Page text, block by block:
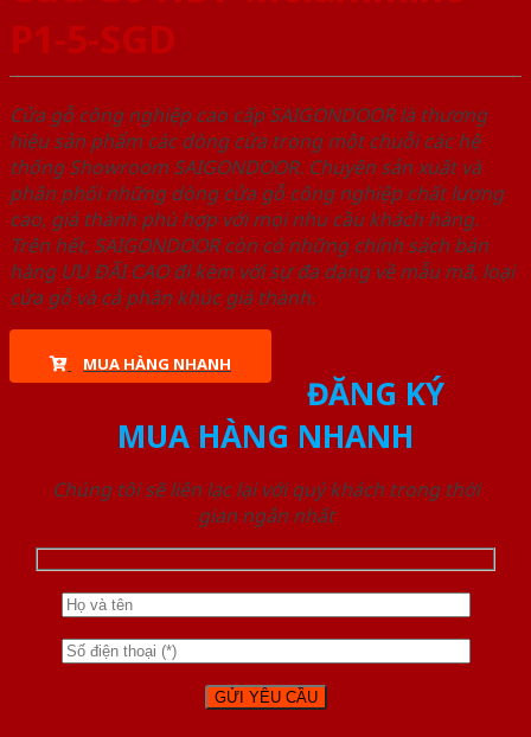
P1-5-SGD
Cửa gỗ công nghiệp cao cấp SAIGONDOOR là thương
hiệu sản phẩm các dòng cửa trong một chuỗi các hệ
thống Showroom SAIGONDOOR. Chuyên sản xuất và
phân phối những dòng cửa gỗ công nghiệp chất lượng
cao, giá thành phù hợp với mọi nhu cầu khách hàng.
Trên hết, SAIGONDOOR còn có những chính sách bán
hàng ƯU ĐÃI CAO đi kèm với sự đa dạng về mẫu mã, loại
cửa gỗ và cả phân khúc giá thành.
MUA HÀNG NHANH
ĐĂNG KÝ
MUA HÀNG NHANH
Chúng tôi sẽ liên lạc lại với quý khách trong thời
gian ngắn nhất